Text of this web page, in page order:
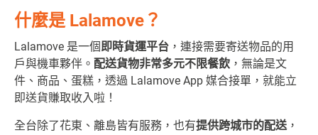
什麼是 Lalamove？
Lalamove 是一個即時貨運平台 ，連接需要寄送物品的用
戶與機車夥伴。 配送貨物非常多元不限餐飲 ，無論是文
件、商品、蛋糕，透過 Lalamove App 媒合接單，就能立
即送貨賺取收入啦！
全台除了花東、離島皆有服務，也有提供跨城市的配送，